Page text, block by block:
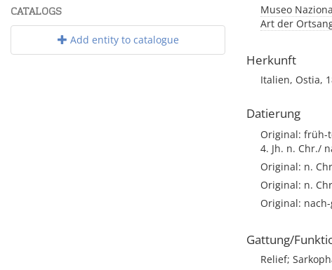
CATALOGS
Add entity to catalogue
Museo
Art der
Herkunft
Italien, Ostia,
Datierung
Original: früh-
4. Jh. n. Chr./
Original: n.
Original: n.
Original:
Gattung/
Relief;